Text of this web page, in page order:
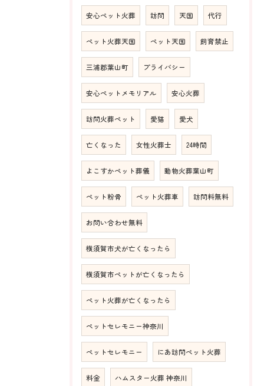
安心ペット火葬 訪問 天国 代行
ペット火葬天国 ペット天国 飼育禁止
三浦郡葉山町 プライバシー
安心ペットメモリアル 安心火葬
訪問火葬ペット 愛猫 愛犬
亡くなった 女性火葬士 24時間
よこすかペット葬儀 動物火葬葉山町
ペット粉骨 ペット火葬車 訪問料無料
お問い合わせ無料
横須賀市犬が亡くなったら
横須賀市ペットが亡くなったら
ペット火葬が亡くなったら
ペットセレモニー神奈川
ペットセレモニー にあ訪問ペット火葬
料金 ハムスター火葬 神奈川